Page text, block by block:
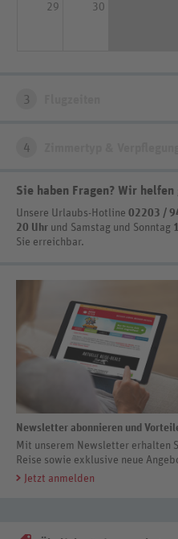
29 30
3
4
Sie haben Fragen? Wir helfen
Unsere Urlaubs-Hotline 02203 /
20 Uhr und Samstag und Sonntag
Sie erreichbar.
Newsletter abonnieren und
Mit unserem Newsletter erhalten
Reise sowie exklusive neue
Jetzt anmelden